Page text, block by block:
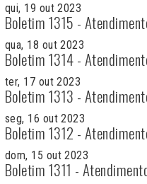
qui, 19 out 2023
Boletim 1315 -
qua, 18 out 2023
Boletim 1314 -
ter, 17 out 2023
Boletim 1313 -
seg, 16 out 2023
Boletim 1312 -
dom, 15 out 2023
Boletim 1311 -